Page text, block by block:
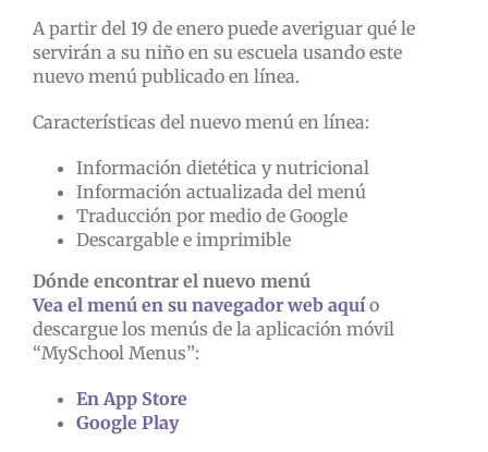
A partir del 19 de enero puede averiguar qué le
servirán a su niño en su escuela usando este
nuevo menú publicado en línea.
Características del nuevo menú en línea:
Información dietética y nutricional
Información actualizada del menú
Traducción por medio de Google
Descargable e imprimible
Dónde encontrar el nuevo menú
Vea el menú en su navegador web aquío
descargue los menús de la aplicación móvil
“MySchool Menus”:
En App Store
Google Play